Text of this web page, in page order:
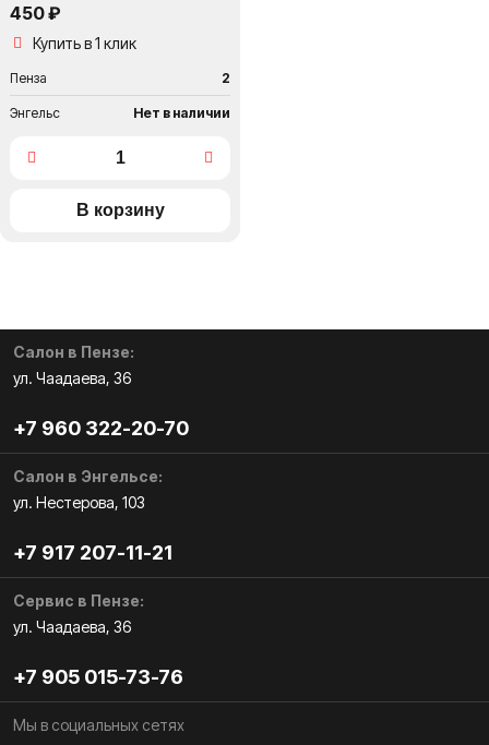
450 ₽
Купить в 1 клик
Пенза 2
Энгельс Нет в наличии
Салон в Пензе:
ул. Чаадаева, 36
+7 960 322-20-70
Салон в Энгельсе:
ул. Нестерова, 103
+7 917 207-11-21
Сервис в Пензе:
ул. Чаадаева, 36
+7 905 015-73-76
Мы в социальных сетях